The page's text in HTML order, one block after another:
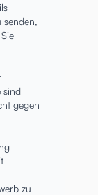
senden,
sind
gegen
zu